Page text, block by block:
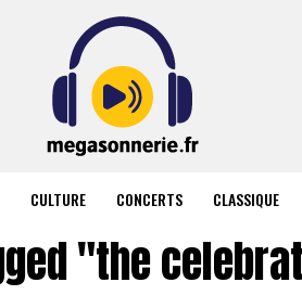
CULTURE CONCERTS CLASSIQUE
"the